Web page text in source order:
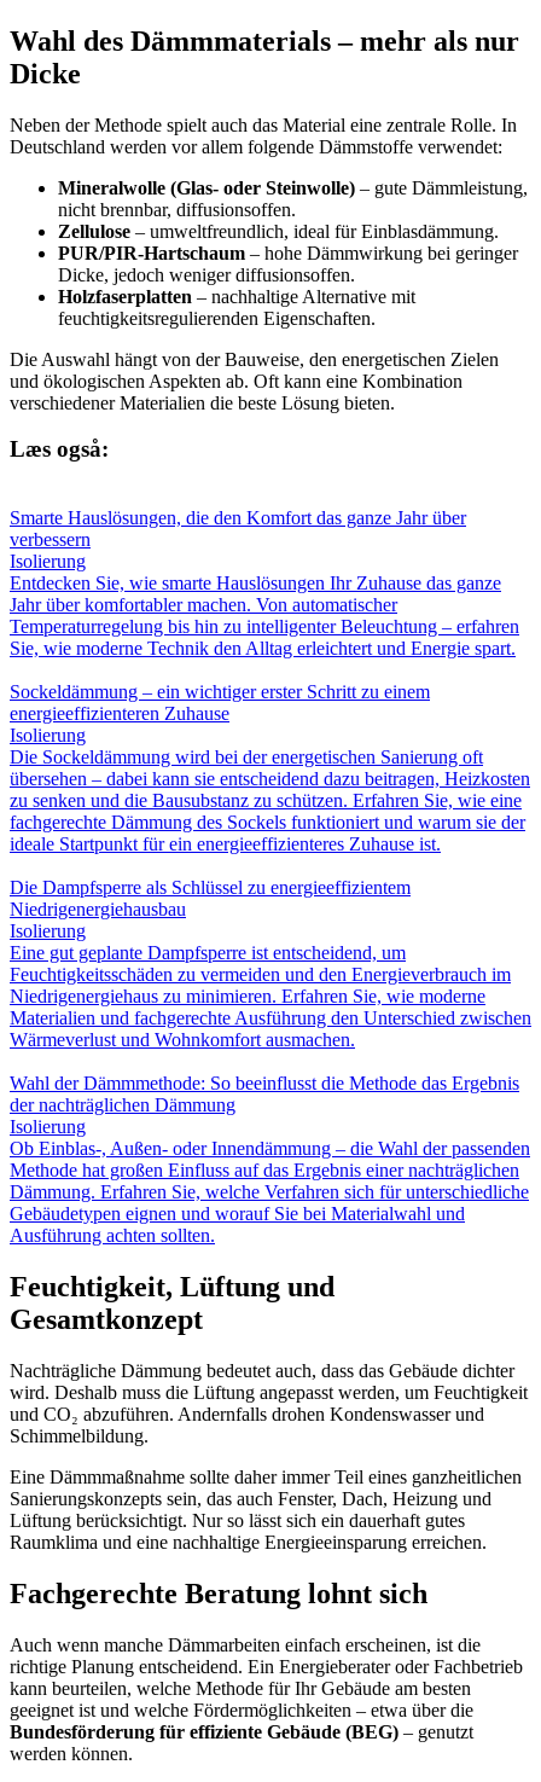
Wahl des Dämmmaterials – mehr als nur
Dicke
Neben der Methode spielt auch das Material eine zentrale Rolle. In
Deutschland werden vor allem folgende Dämmstoffe verwendet:
Mineralwolle (Glas- oder Steinwolle) – gute Dämmleistung,
nicht brennbar, diffusionsoffen.
Zellulose – umweltfreundlich, ideal für Einblasdämmung.
PUR/PIR-Hartschaum – hohe Dämmwirkung bei geringer
Dicke, jedoch weniger diffusionsoffen.
Holzfaserplatten – nachhaltige Alternative mit
feuchtigkeitsregulierenden Eigenschaften.
Die Auswahl hängt von der Bauweise, den energetischen Zielen
und ökologischen Aspekten ab. Oft kann eine Kombination
verschiedener Materialien die beste Lösung bieten.
Læs også:
Smarte Hauslösungen, die den Komfort das ganze Jahr über
verbessern
Isolierung
Entdecken Sie, wie smarte Hauslösungen Ihr Zuhause das ganze
Jahr über komfortabler machen. Von automatischer
Temperaturregelung bis hin zu intelligenter Beleuchtung – erfahren
Sie, wie moderne Technik den Alltag erleichtert und Energie spart.
Sockeldämmung – ein wichtiger erster Schritt zu einem
energieeffizienteren Zuhause
Isolierung
Die Sockeldämmung wird bei der energetischen Sanierung oft
übersehen – dabei kann sie entscheidend dazu beitragen, Heizkosten
zu senken und die Bausubstanz zu schützen. Erfahren Sie, wie eine
fachgerechte Dämmung des Sockels funktioniert und warum sie der
ideale Startpunkt für ein energieeffizienteres Zuhause ist.
Die Dampfsperre als Schlüssel zu energieeffizientem
Niedrigenergiehausbau
Isolierung
Eine gut geplante Dampfsperre ist entscheidend, um
Feuchtigkeitsschäden zu vermeiden und den Energieverbrauch im
Niedrigenergiehaus zu minimieren. Erfahren Sie, wie moderne
Materialien und fachgerechte Ausführung den Unterschied zwischen
Wärmeverlust und Wohnkomfort ausmachen.
Wahl der Dämmmethode: So beeinflusst die Methode das Ergebnis
der nachträglichen Dämmung
Isolierung
Ob Einblas-, Außen- oder Innendämmung – die Wahl der passenden
Methode hat großen Einfluss auf das Ergebnis einer nachträglichen
Dämmung. Erfahren Sie, welche Verfahren sich für unterschiedliche
Gebäudetypen eignen und worauf Sie bei Materialwahl und
Ausführung achten sollten.
Feuchtigkeit, Lüftung und
Gesamtkonzept
Nachträgliche Dämmung bedeutet auch, dass das Gebäude dichter
wird. Deshalb muss die Lüftung angepasst werden, um Feuchtigkeit
und CO₂ abzuführen. Andernfalls drohen Kondenswasser und
Schimmelbildung.
Eine Dämmmaßnahme sollte daher immer Teil eines ganzheitlichen
Sanierungskonzepts sein, das auch Fenster, Dach, Heizung und
Lüftung berücksichtigt. Nur so lässt sich ein dauerhaft gutes
Raumklima und eine nachhaltige Energieeinsparung erreichen.
Fachgerechte Beratung lohnt sich
Auch wenn manche Dämmarbeiten einfach erscheinen, ist die
richtige Planung entscheidend. Ein Energieberater oder Fachbetrieb
kann beurteilen, welche Methode für Ihr Gebäude am besten
geeignet ist und welche Fördermöglichkeiten – etwa über die
Bundesförderung für effiziente Gebäude (BEG) – genutzt
werden können.